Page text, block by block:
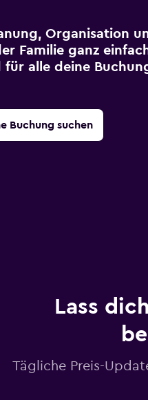
Organisation
Familie ganz
alle deine
Buchung suchen
Lass
Tägliche Preis-